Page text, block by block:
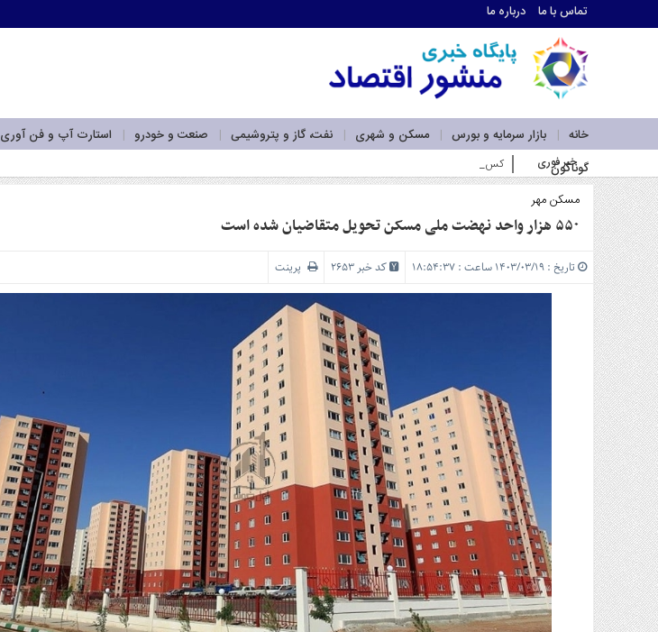
تماس با ما درباره ما
خانه بازار سرمایه و بورس مسکن و شهری نفت، گاز و پتروشیمی صنعت و خودرو استارت آپ و فن آوری
گوناگون
ما
درباره
سرویس
ها
خانه
بازار
سرمایه
و
بورس
مسکن
و
شهری
نفت،
گاز
و
پتروشیمی
صنعت
و
خودرو
استارت
آپ
و
فن
آوری
خبر فوری کسب سودهای بالاتر از شاخص بورس توسط صندوق‌های سهامی «تمدن»_
مسکن مهر
۵۵۰ هزار واحد نهضت ملی مسکن تحویل متقاضیان شده است
تاریخ : ۱۴۰۳/۰۳/۱۹ ساعت : ۱۸:۵۴:۳۷ کد خبر 2653 پرینت